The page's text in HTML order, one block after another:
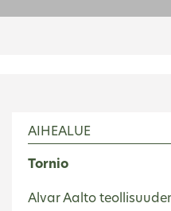
AIHEALUE
Tornio
Alvar Aalto